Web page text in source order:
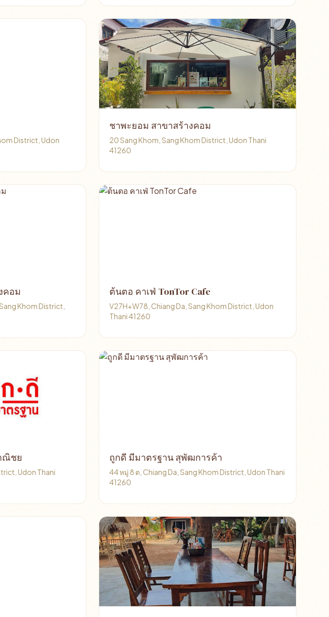
District, Udon
ชาพะยอม สาขาสร้างคอม
20 Sang Khom, Sang Khom District, Udon Thani
41260
คอม
Khom District,
ต้นตอ คาเฟ่ TonTor Cafe
V27H+W78, Chiang Da, Sang Khom District, Udon
Thani 41260
ณิชย
Udon Thani
ถูกดี มีมาตรฐาน สุพัฒการค้า
44 หมู่ 8 ต, Chiang Da, Sang Khom District, Udon Thani
41260